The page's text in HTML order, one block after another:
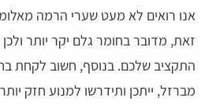
אנו רואים לא מעט שערי הרמה
זאת, מדובר בחומר גלם יקר יותר
התקציב שלכם. בנוסף, חשוב לקחת
מברזל, ייתכן ותידרשו למנוע חזק